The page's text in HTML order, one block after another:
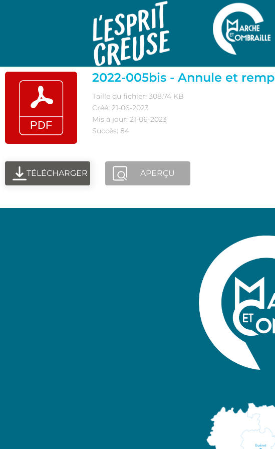
2022-005bis - Annule et
Taille du fichier: 308.74 KB
Créé: 21-06-2023
Mis à jour: 21-06-2023
Succès: 84
TÉLÉCHARGER APERÇU